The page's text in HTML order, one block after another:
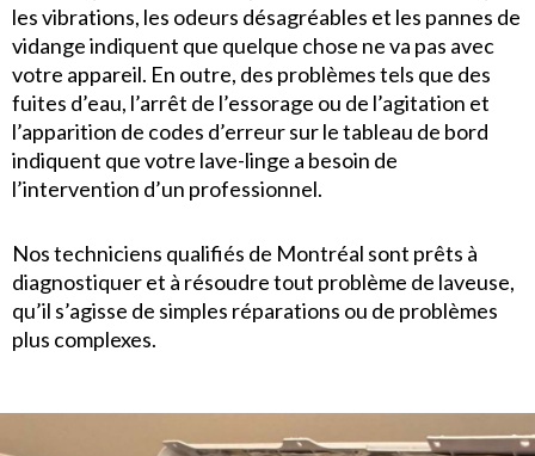
les vibrations, les odeurs désagréables et les pannes de
vidange indiquent que quelque chose ne va pas avec
votre appareil. En outre, des problèmes tels que des
fuites d’eau, l’arrêt de l’essorage ou de l’agitation et
l’apparition de codes d’erreur sur le tableau de bord
indiquent que votre lave-linge a besoin de
l’intervention d’un professionnel.
Nos techniciens qualifiés de Montréal sont prêts à
diagnostiquer et à résoudre tout problème de laveuse,
qu’il s’agisse de simples réparations ou de problèmes
plus complexes.